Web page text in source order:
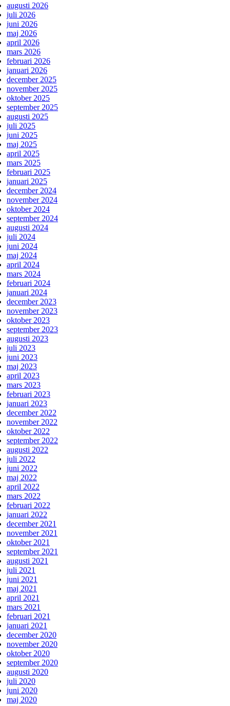
augusti 2026
juli 2026
juni 2026
maj 2026
april 2026
mars 2026
februari 2026
januari 2026
december 2025
november 2025
oktober 2025
september 2025
augusti 2025
juli 2025
juni 2025
maj 2025
april 2025
mars 2025
februari 2025
januari 2025
december 2024
november 2024
oktober 2024
september 2024
augusti 2024
juli 2024
juni 2024
maj 2024
april 2024
mars 2024
februari 2024
januari 2024
december 2023
november 2023
oktober 2023
september 2023
augusti 2023
juli 2023
juni 2023
maj 2023
april 2023
mars 2023
februari 2023
januari 2023
december 2022
november 2022
oktober 2022
september 2022
augusti 2022
juli 2022
juni 2022
maj 2022
april 2022
mars 2022
februari 2022
januari 2022
december 2021
november 2021
oktober 2021
september 2021
augusti 2021
juli 2021
juni 2021
maj 2021
april 2021
mars 2021
februari 2021
januari 2021
december 2020
november 2020
oktober 2020
september 2020
augusti 2020
juli 2020
juni 2020
maj 2020